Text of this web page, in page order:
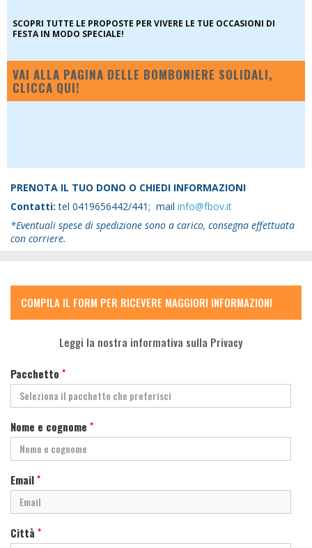
SCOPRI TUTTE LE PROPOSTE PER VIVERE LE TUE OCCASIONI DI
FESTA IN MODO SPECIALE!
VAI ALLA PAGINA DELLE BOMBONIERE SOLIDALI,
CLICCA QUI!
PRENOTA IL TUO DONO O CHIEDI INFORMAZIONI
Contatti: tel 0419656442/441; mail info@fbov.it
*Eventuali spese di spedizione sono a carico, consegna effettuata
con corriere.
COMPILA IL FORM PER RICEVERE MAGGIORI INFORMAZIONI
Leggi la nostra informativa sulla Privacy
Pacchetto *
Nome e cognome *
Email *
Città *